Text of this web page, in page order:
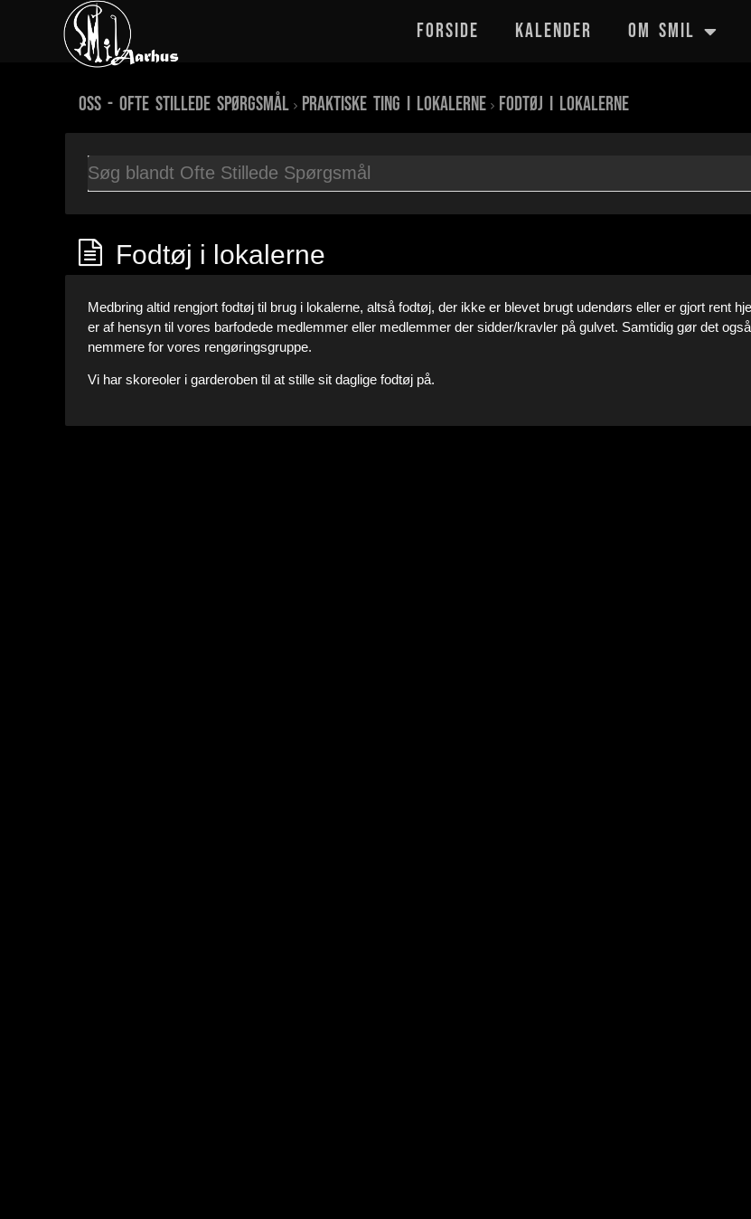
FORSIDE KALENDER OM SMIL
OSS - Ofte Stillede Spørgsmål Praktiske ting i lokalerne Fodtøj i lokalerne
Fodtøj i lokalerne
Medbring altid rengjort fodtøj til brug i lokalerne, altså fodtøj, der ikke er blevet brugt udendørs eller er gjort rent
er af hensyn til vores barfodede medlemmer eller medlemmer der sidder/kravler på gulvet. Samtidig gør det
nemmere for vores rengøringsgruppe.
Vi har skoreoler i garderoben til at stille sit daglige fodtøj på.